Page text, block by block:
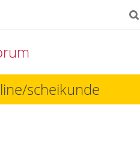
scheikunde